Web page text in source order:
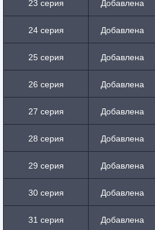
23 серия Добавлена
24 серия Добавлена
25 серия Добавлена
26 серия Добавлена
27 серия Добавлена
28 серия Добавлена
29 серия Добавлена
30 серия Добавлена
31 серия Добавлена